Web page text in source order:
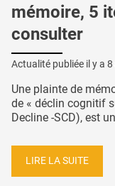
mémoire, 5
consulter
Actualité publiée il y a 8
Une plainte de
de « déclin cognitif
Decline -SCD), est
LIRE LA SUITE